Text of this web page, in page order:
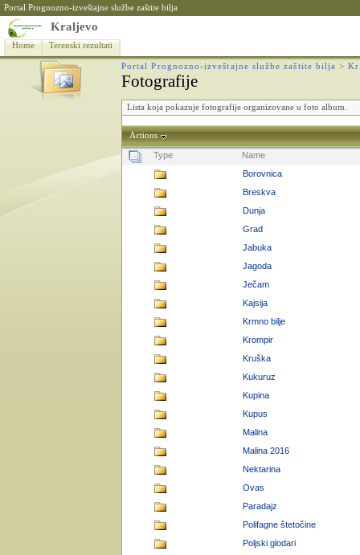
Portal Prognozno-izveštajne službe zaštite bilja
Kraljevo
Home Terenski rezultati
Portal Prognozno-izveštajne službe zaštite bilja >
Fotografije
Lista koja pokazuje fotografije organizovane u foto album.
Actions
Type
Name
Borovnica
Breskva
Dunja
Grad
Jabuka
Jagoda
Ječam
Kajsija
Krmno bilje
Krompir
Kruška
Kukuruz
Kupina
Kupus
Malina
Malina 2016
Nektarina
Ovas
Paradajz
Polifagne štetočine
Poljski glodari